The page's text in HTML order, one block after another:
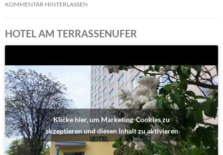
KOMMENTAR HINTERLASSEN
HOTEL AM TERRASSENUFER
Klicke hier, um Marketing-Cookies zu
akzeptieren und diesen Inhalt zu aktivieren